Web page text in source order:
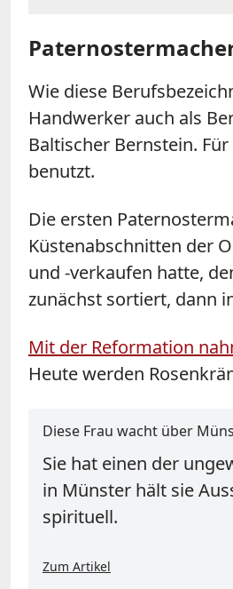
Wie diese
Handwerker auch als
Baltischer Bernstein.
benutzt.
Die ersten
Küstenabschnitten der
und -verkaufen hatte,
zunächst sortiert, dann
Mit der Reformation
Heute werden
Diese Frau wacht über
Sie hat einen der
in Münster hält sie
spirituell.
Zum Artikel